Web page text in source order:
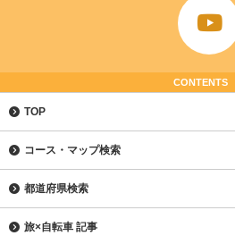
CONTENTS
TOP
コース・マップ検索
都道府県検索
旅×自転車 記事